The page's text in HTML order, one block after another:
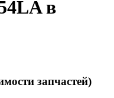
в
запчастей)